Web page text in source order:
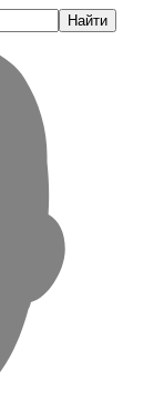
Найти